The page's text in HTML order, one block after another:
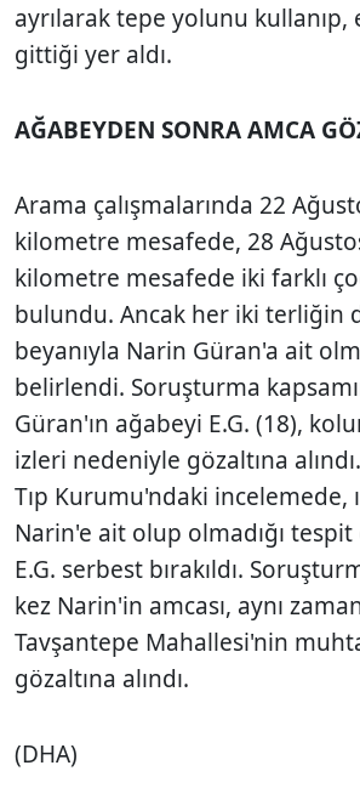
ayrılarak tepe yolunu
gittiği yer aldı.
AĞABEYDEN SONRA AMCA
Arama çalışmalarında 22
kilometre mesafede, 28
kilometre mesafede iki farklı
bulundu. Ancak her iki terliğin
beyanıyla Narin Güran'a ait
belirlendi. Soruşturma
Güran'ın ağabeyi E.G. (18),
izleri nedeniyle gözaltına
Tıp Kurumu'ndaki incelemede,
Narin'e ait olup olmadığı
E.G. serbest bırakıldı.
kez Narin'in amcası, aynı
Tavşantepe Mahallesi'nin
gözaltına alındı.
(DHA)